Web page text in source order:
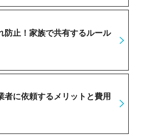
防止！家族で共有するルール
者に依頼するメリットと費用